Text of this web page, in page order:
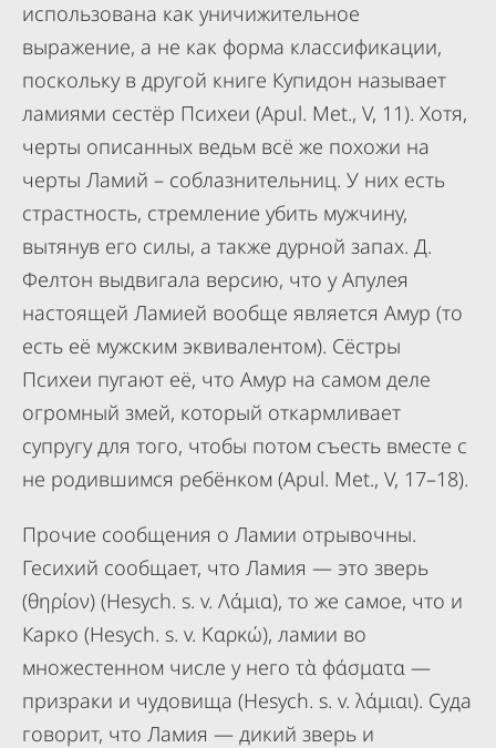
использована как уничижительное
выражение, а не как форма классификации,
поскольку в другой книге Купидон называет
ламиями сестёр Психеи (Apul. Met., V, 11). Хотя,
черты описанных ведьм всё же похожи на
черты Ламий – соблазнительниц. У них есть
страстность, стремление убить мужчину,
вытянув его силы, а также дурной запах. Д.
Фелтон выдвигала версию, что у Апулея
настоящей Ламией вообще является Амур (то
есть её мужским эквивалентом). Сёстры
Психеи пугают её, что Амур на самом деле
огромный змей, который откармливает
супругу для того, чтобы потом съесть вместе с
не родившимся ребёнком (Apul. Met., V, 17–18).
Прочие сообщения о Ламии отрывочны.
Гесихий сообщает, что Ламия — это зверь
(θηρίον) (Hesych. s. v. Λάμια), то же самое, что и
Карко (Hesych. s. v. Καρκώ), ламии во
множестенном числе у него τὰ φάσματα —
призраки и чудовища (Hesych. s. v. λάμιαι). Суда
говорит, что Ламия — дикий зверь и